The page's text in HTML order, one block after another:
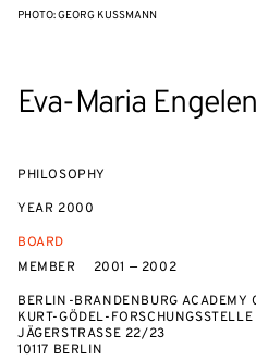
Eva-Maria Engelen
PHILOSOPHY
YEAR 2000
BOARD
MEMBER
2001 — 2002
BERLIN-BRANDENBURG ACADEMY
KURT-GÖDEL-FORSCHUNGSSTELLE
JÄGERSTRASSE 22/23
10117 BERLIN
PHOTO: GEORG KUSSMANN